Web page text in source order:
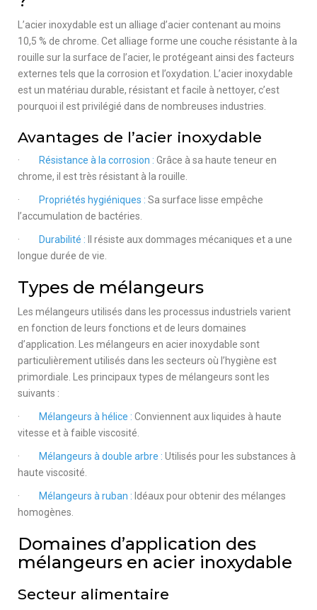
L’acier inoxydable est un alliage d’acier contenant au moins
10,5 % de chrome. Cet alliage forme une couche résistante à la
rouille sur la surface de l’acier, le protégeant ainsi des facteurs
externes tels que la corrosion et l’oxydation. L’acier inoxydable
est un matériau durable, résistant et facile à nettoyer, c’est
pourquoi il est privilégié dans de nombreuses industries.
Avantages de l’acier inoxydable
· Résistance à la corrosion : Grâce à sa haute teneur en
chrome, il est très résistant à la rouille.
· Propriétés hygiéniques : Sa surface lisse empêche
l’accumulation de bactéries.
· Durabilité : Il résiste aux dommages mécaniques et a une
longue durée de vie.
Types de mélangeurs
Les mélangeurs utilisés dans les processus industriels varient
en fonction de leurs fonctions et de leurs domaines
d’application. Les mélangeurs en acier inoxydable sont
particulièrement utilisés dans les secteurs où l’hygiène est
primordiale. Les principaux types de mélangeurs sont les
suivants :
· Mélangeurs à hélice : Conviennent aux liquides à haute
vitesse et à faible viscosité.
· Mélangeurs à double arbre : Utilisés pour les substances à
haute viscosité.
· Mélangeurs à ruban : Idéaux pour obtenir des mélanges
homogènes.
Domaines d’application des
mélangeurs en acier inoxydable
Secteur alimentaire